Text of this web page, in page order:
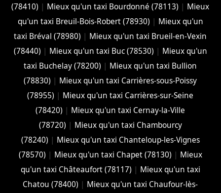
(78410) | Mieux qu'un taxi Bourdonné (78113) | Mieux
qu'un taxi Breuil-Bois-Robert (78930) | Mieux qu'un
taxi Bréval (78980) | Mieux qu'un taxi Brueil-en-Vexin
(78440) | Mieux qu'un taxi Buc (78530) | Mieux qu'un
taxi Buchelay (78200) | Mieux qu'un taxi Bullion
(78830) | Mieux qu'un taxi Carrières-sous-Poissy
(78955) | Mieux qu'un taxi Carrières-sur-Seine
(78420) | Mieux qu'un taxi Cernay-la-Ville
(78720) | Mieux qu'un taxi Chambourcy
(78240) | Mieux qu'un taxi Chanteloup-les-Vignes
(78570) | Mieux qu'un taxi Chapet (78130) | Mieux
qu'un taxi Châteaufort (78117) | Mieux qu'un taxi
Chatou (78400) | Mieux qu'un taxi Chaufour-lès-